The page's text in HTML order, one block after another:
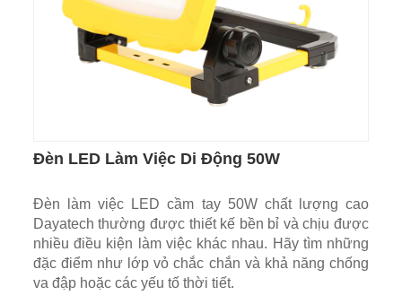
Đèn LED Làm Việc Di Động 50W
Đèn làm việc LED cầm tay 50W chất lượng cao
Dayatech thường được thiết kế bền bỉ và chịu được
nhiều điều kiện làm việc khác nhau. Hãy tìm những
đặc điểm như lớp vỏ chắc chắn và khả năng chống
va đập hoặc các yếu tố thời tiết.